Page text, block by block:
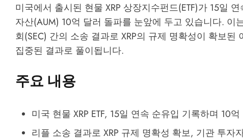
미국에서 출시된 현물 XRP 상장지수펀드(ETF)가 15일
자산(AUM) 10억 달러 돌파를 눈앞에 두고 있습니다. 이
회(SEC) 간의 소송 결과로 XRP의 규제 명확성이 확보된
집중된 결과로 풀이됩니다.
주요 내용
미국 현물 XRP ETF, 15일 연속 순유입 기록하며 10
리플 소송 결과로 XRP 규제 명확성 확보, 기관 투자